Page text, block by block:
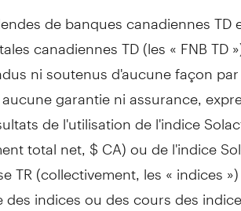
de banques canadiennes TD
canadiennes TD (les « FNB TD
ni soutenus d'aucune façon
garantie ni assurance,
de l'utilisation de l'indice
total net, $ CA) ou de l'indice
TR (collectivement, les « indices
indices ou des cours des